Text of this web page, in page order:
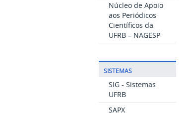
Núcleo de Apoio
aos Periódicos
Científicos da
UFRB – NAGESP
SISTEMAS
SIG - Sistemas
UFRB
SAPX